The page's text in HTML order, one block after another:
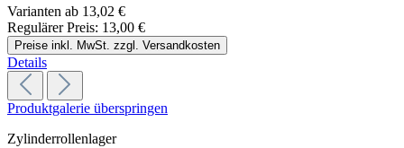
Varianten ab 13,02 €
Regulärer Preis: 13,00 €
Preise inkl. MwSt. zzgl. Versandkosten
Details
Produktgalerie überspringen
Zylinderrollenlager